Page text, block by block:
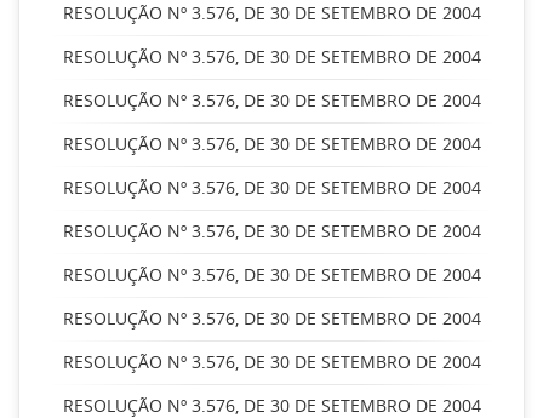
RESOLUÇÃO Nº 3.576, DE 30 DE SETEMBRO DE 2004
RESOLUÇÃO Nº 3.576, DE 30 DE SETEMBRO DE 2004
RESOLUÇÃO Nº 3.576, DE 30 DE SETEMBRO DE 2004
RESOLUÇÃO Nº 3.576, DE 30 DE SETEMBRO DE 2004
RESOLUÇÃO Nº 3.576, DE 30 DE SETEMBRO DE 2004
RESOLUÇÃO Nº 3.576, DE 30 DE SETEMBRO DE 2004
RESOLUÇÃO Nº 3.576, DE 30 DE SETEMBRO DE 2004
RESOLUÇÃO Nº 3.576, DE 30 DE SETEMBRO DE 2004
RESOLUÇÃO Nº 3.576, DE 30 DE SETEMBRO DE 2004
RESOLUÇÃO Nº 3.576, DE 30 DE SETEMBRO DE 2004